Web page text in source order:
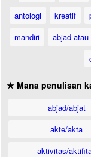
antologi
kreatif
mandiri
abjad-
★ Mana penulisan
abjad/abjat
akte/akta
aktivitas/